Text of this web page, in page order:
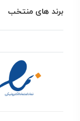
برند های منتخب